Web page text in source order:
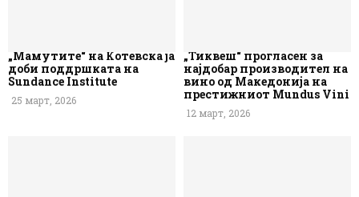
„Мамутите“ на Котевска ја
доби поддршката на
Sundance Institute
25 март, 2026
„Тиквеш“ прогласен за
најдобар производител на
вино од Македонија на
престижниот Mundus Vini
12 март, 2026